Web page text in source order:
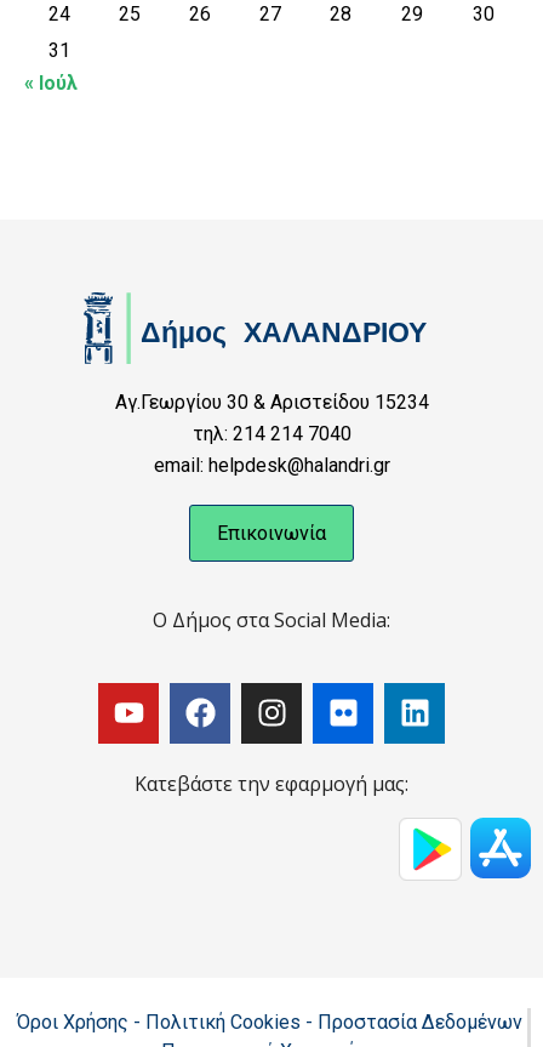
24
25 26 27 28 29
30
31
« Ιούλ
Αγ.Γεωργίου 30 & Αριστείδου 15234
τηλ: 214 214 7040
email: helpdesk@halandri.gr
Επικοινωνία
Ο Δήμος στα Social Media:
Κατεβάστε την εφαρμογή μας:
Όροι Χρήσης - Πολιτική Cookies - Προστασία Δεδομένων